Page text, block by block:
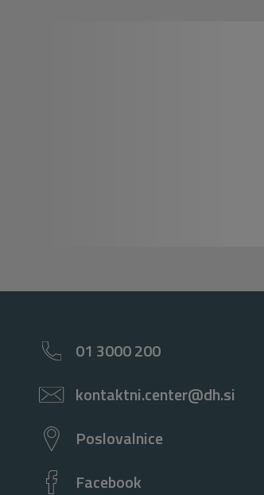
01 3000 200
kontaktni.center@dh.si
Poslovalnice
Facebook